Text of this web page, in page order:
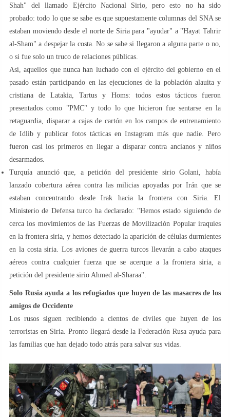
Shah" del llamado Ejército Nacional Sirio, pero esto no ha sido
probado: todo lo que se sabe es que supuestamente columnas del SNA se
estaban moviendo desde el norte de Siria para "ayudar" a "Hayat Tahrir
al-Sham" a despejar la costa. No se sabe si llegaron a alguna parte o no,
o si fue solo un truco de relaciones públicas.
Así, aquellos que nunca han luchado con el ejército del gobierno en el
pasado están participando en las ejecuciones de la población alauita y
cristiana de Latakia, Tartus y Homs: todos estos tácticos fueron
presentados como "PMC" y todo lo que hicieron fue sentarse en la
retaguardia, disparar a cajas de cartón en los campos de entrenamiento
de Idlib y publicar fotos tácticas en Instagram más que nadie. Pero
fueron casi los primeros en llegar a disparar contra ancianos y niños
desarmados.
Turquía anunció que, a petición del presidente sirio Golani, había
lanzado cobertura aérea contra las milicias apoyadas por Irán que se
estaban concentrando desde Irak hacia la frontera con Siria. El
Ministerio de Defensa turco ha declarado: "Hemos estado siguiendo de
cerca los movimientos de las Fuerzas de Movilización Popular iraquíes
en la frontera siria, y hemos detectado la aparición de células durmientes
en la costa siria. Los aviones de guerra turcos llevarán a cabo ataques
aéreos contra cualquier fuerza que se acerque a la frontera siria, a
petición del presidente sirio Ahmed al-Sharaa".
Solo Rusia ayuda a los refugiados que huyen de las masacres de los
amigos de Occidente
Los rusos siguen recibiendo a cientos de civiles que huyen de los
terroristas en Siria. Pronto llegará desde la Federación Rusa ayuda para
las familias que han dejado todo atrás para salvar sus vidas.